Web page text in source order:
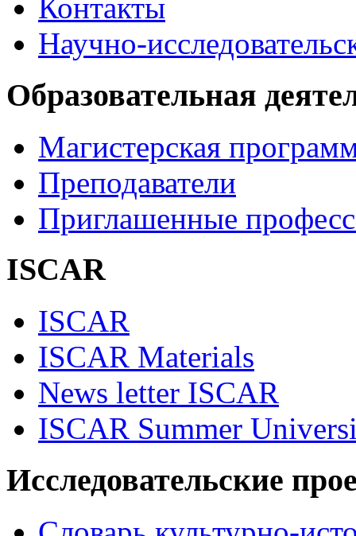
Контакты
Научно-
Образовательная
Магистерская
Преподаватели
Приглашенные
ISCAR
ISCAR
ISCAR Materials
News letter ISCAR
ISCAR Summer
Исследовательские